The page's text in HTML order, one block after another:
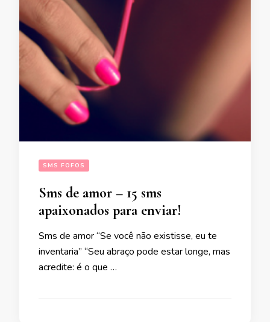
SMS FOFOS
Sms de amor – 15 sms
apaixonados para enviar!
Sms de amor “Se você não existisse, eu te
inventaria” “Seu abraço pode estar longe, mas
acredite: é o que …